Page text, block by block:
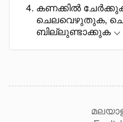
കണക്കിൽ
ചെലവെഴുതുക,
ബില്ലുണ്ടാക്കുക